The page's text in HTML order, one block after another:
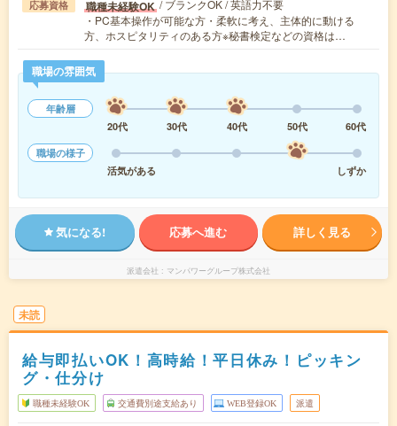
応募資格 職種未経験OK / ブランクOK / 英語力不要
・PC基本操作が可能な方・柔軟に考え、主体的に動ける
方、ホスピタリティのある方※秘書検定などの資格は…
職場の雰囲気
年齢層
20代
30代 40代 50代
60代
職場の様子
活気がある
しずか
気になる! 応募へ進む 詳しく見る
派遣会社 マンパワーグループ株式会社
未読
給与即払いOK！高時給！平日休み！ピッキン
グ・仕分け
職種未経験OK 交通費別途支給あり WEB登録OK 派遣